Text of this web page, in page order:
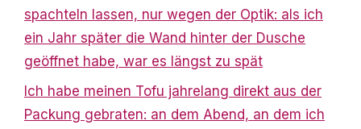
spachteln lassen, nur wegen der Optik: als ich
ein Jahr später die Wand hinter der Dusche
geöffnet habe, war es längst zu spät
Ich habe meinen Tofu jahrelang direkt aus der
Packung gebraten: an dem Abend, an dem ich